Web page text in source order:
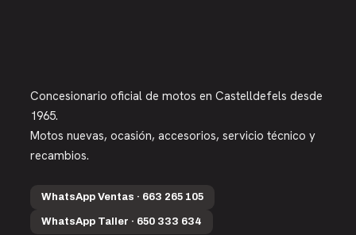
Concesionario oficial de motos en Castelldefels desde
1965.
Motos nuevas, ocasión, accesorios, servicio técnico y
recambios.
WhatsApp Ventas · 663 265 105
WhatsApp Taller · 650 333 634